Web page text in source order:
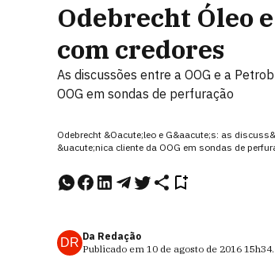
Odebrecht Óleo
com credores
As discussões entre a OOG e a
OOG em sondas de perfuração
Odebrecht &Oacute;leo e G&aacute;s: as
&uacute;nica cliente da OOG em sondas de
DR Da Redação
Publicado em 10 de agosto de 2016 15h34.